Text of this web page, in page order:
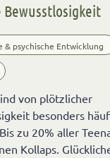
Bewusstlosigkeit
& psychische Entwicklung
von plötzlicher
besonders
zu 20% aller
Kollaps.